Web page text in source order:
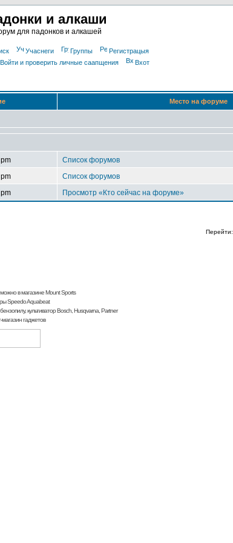
и алкаши
для падонков и алкашей
Учаснеги Группы
Регистрацыя
Войти и проверить личные саапщения Вхот
Место на форуме
Список форумов
Список форумов
Просмотр «Кто сейчас на форуме»
Перейти:
в магазине Mount Sports
Speedo Aquabeat
культиваторBosch, Husqvarna, Partner
гаджетов